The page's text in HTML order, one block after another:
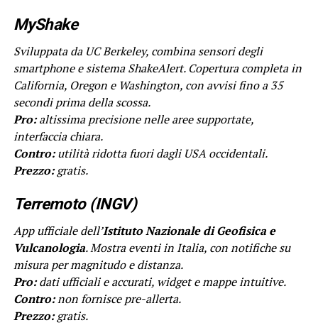
MyShake
Sviluppata da UC Berkeley, combina sensori degli
smartphone e sistema ShakeAlert. Copertura completa in
California, Oregon e Washington, con avvisi fino a 35
secondi prima della scossa.
Pro:altissima precisione nelle aree supportate,
interfaccia chiara.
Contro:utilità ridotta fuori dagli USA occidentali.
Prezzo:gratis.
Terremoto (INGV)
App ufficiale dell’Istituto Nazionale di Geofisica e
Vulcanologia. Mostra eventi in Italia, con notifiche su
misura per magnitudo e distanza.
Pro:dati ufficiali e accurati, widget e mappe intuitive.
Contro:non fornisce pre-allerta.
Prezzo:gratis.